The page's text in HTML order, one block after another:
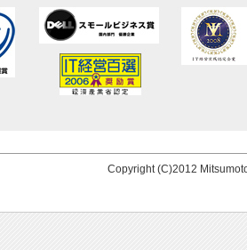
Copyright (C)2012